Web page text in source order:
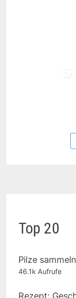
Top 20
Pilze
46.1k Aufrufe
Rezept: